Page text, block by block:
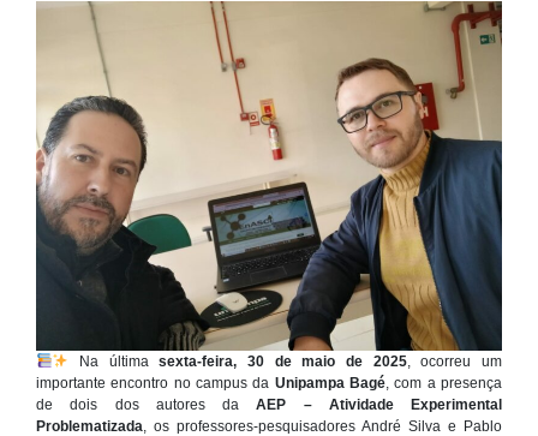
Na últimasexta-feira, 30 de maio de 2025, ocorreu um
importante encontro no campus da Unipampa Bagé , com a presença
de dois dos autores daAEP – Atividade Experimental
Problematizada , os professores-pesquisadores André Silva e Pablo